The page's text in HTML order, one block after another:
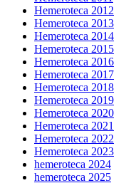
Hemeroteca 2012
Hemeroteca 2013
Hemeroteca 2014
Hemeroteca 2015
Hemeroteca 2016
Hemeroteca 2017
Hemeroteca 2018
Hemeroteca 2019
Hemeroteca 2020
Hemeroteca 2021
Hemeroteca 2022
Hemeroteca 2023
hemeroteca 2024
hemeroteca 2025